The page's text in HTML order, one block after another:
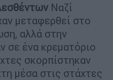
Ναζί
μεταφερθεί στο
αλλά στην
σε ένα κρεματόριο
σκορπίστηκαν
μέσα στις στάχτες